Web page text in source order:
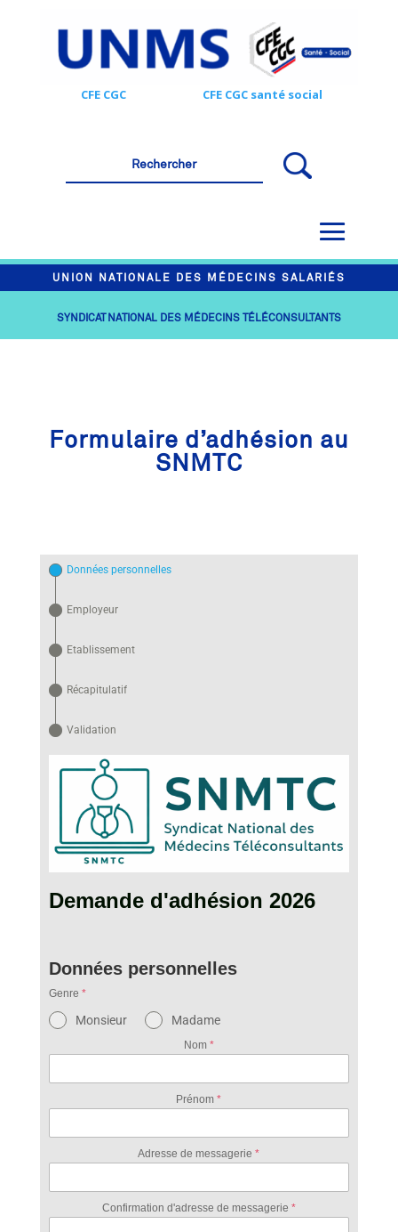
CFE CGC CFE CGC santé social
UNION NATIONALE DES MÉDECINS SALARIÉS
SYNDICAT NATIONAL DES MÉDECINS TÉLÉCONSULTANTS
Formulaire d’adhésion au
SNMTC
Données personnelles
Employeur
Etablissement
Récapitulatif
Validation
Demande d'adhésion 2026
Données personnelles
Genre *
Monsieur Madame
Nom *
Prénom*
Adresse de messagerie*
Confirmation d'adresse de messagerie *